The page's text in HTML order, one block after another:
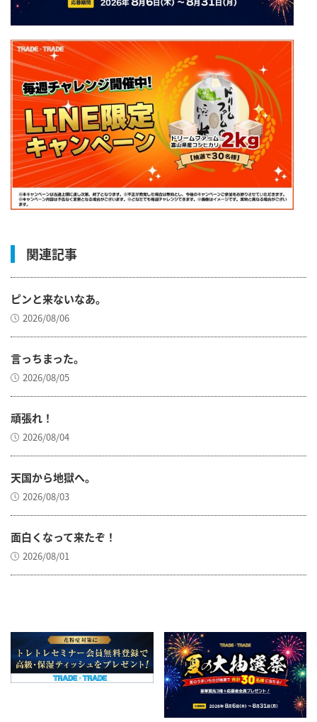
関連記事
ピンと来ないなあ。
2026/08/06
言っちまった。
2026/08/05
頑張れ！
2026/08/04
天国から地獄へ。
2026/08/03
面白くなって来たぞ！
2026/08/01